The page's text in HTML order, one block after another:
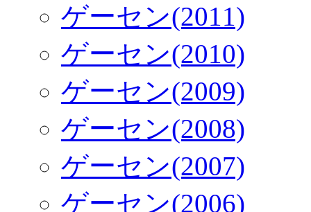
ゲーセン(2011)
ゲーセン(2010)
ゲーセン(2009)
ゲーセン(2008)
ゲーセン(2007)
ゲーセン(2006)